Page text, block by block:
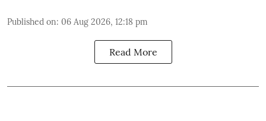
Published on: 06 Aug 2026, 12:18 pm
Read More